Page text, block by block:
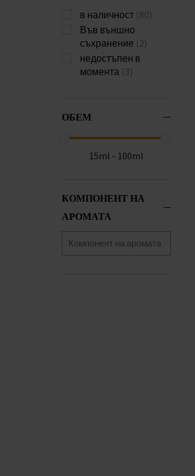
в наличност (80)
Във външно
съхранение (2)
недостъпен в
момента (3)
ОБЕМ
15ml - 100ml
КОМПОНЕНТ НА
АРОМАТА